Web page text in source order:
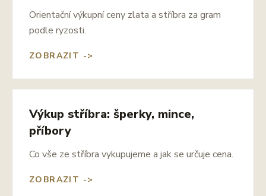
Orientační výkupní ceny zlata a stříbra za gram
podle ryzosti.
ZOBRAZIT ->
Výkup stříbra: šperky, mince,
příbory
Co vše ze stříbra vykupujeme a jak se určuje cena.
ZOBRAZIT ->